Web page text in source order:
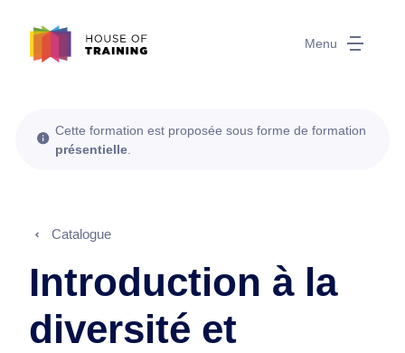
Menu
Cette formation est proposée sous forme de formation
présentielle
Catalogue
Introduction à la
diversité et